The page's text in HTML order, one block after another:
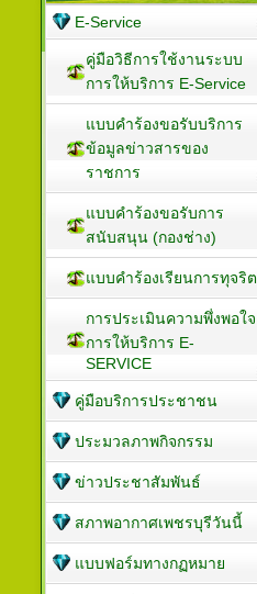
E-Service
คู่มือวิธีการใช้งานระบบ
การให้บริการ E-Service
แบบคำร้องขอรับบริการ
ข้อมูลข่าวสารของ
ราชการ
แบบคำร้องขอรับการ
สนับสนุน (กองช่าง)
แบบคำร้องเรียนการทุจริต
การประเมินความพึ่งพอใจ
การให้บริการ E-
SERVICE
คู่มือบริการประชาชน
ประมวลภาพกิจกรรม
ข่าวประชาสัมพันธ์
สภาพอากาศเพชรบุรีวันนี้
แบบฟอร์มทางกฏหมาย